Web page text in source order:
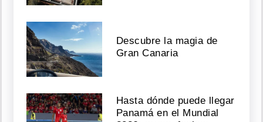
Descubre la magia de
Gran Canaria
Hasta dónde puede llegar
Panamá en el Mundial